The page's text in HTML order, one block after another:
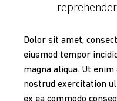
Dolor sit amet,
eiusmod tempor
magna aliqua. Ut
nostrud exercitation
ex ea commodo